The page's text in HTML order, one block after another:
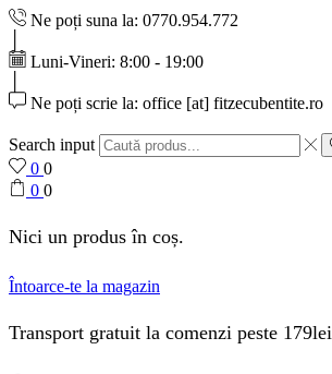
Ne poți suna la: 0770.954.772
Luni-Vineri: 8:00 - 19:00
Ne poți scrie la: office [at] fitzecubentite.ro
Search input
0 0
0 0
Nici un produs în coș.
Întoarce-te la magazin
Transport gratuit la comenzi peste 179lei